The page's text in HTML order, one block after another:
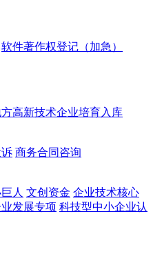
软件著作权登记（加急）
高新技术企业培育入库
商务合同咨询
人 文创资金 企业技术核心
发展专项 科技型中小企业认